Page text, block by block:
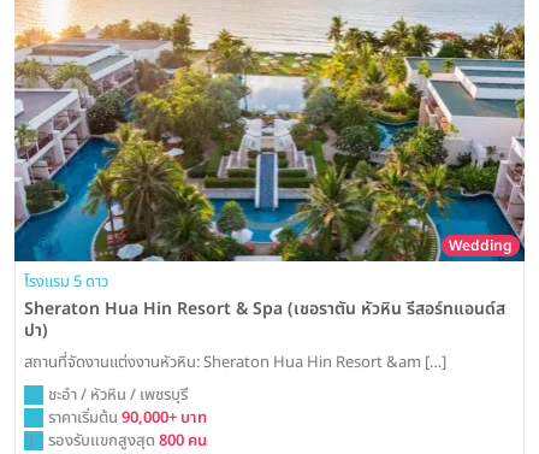
Wedding
โรงแรม 5 ดาว
Sheraton Hua Hin Resort & Spa (เชอราตัน หัวหิน รีสอร์ทแอนด์ส
ปา)
สถานที่จัดงานแต่งงานหัวหิน: Sheraton Hua Hin Resort &am […]
ชะอำ / หัวหิน / เพชรบุรี
ราคาเริ่มต้น 90,000+ บาท
รองรับแขกสูงสุด 800 คน